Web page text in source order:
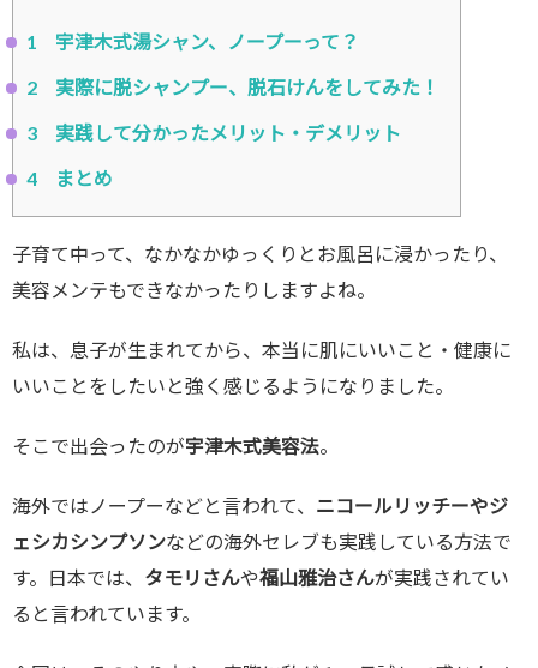
1
宇津木式湯シャン、ノープーって？
2
実際に脱シャンプー、脱石けんをしてみた！
3
実践して分かったメリット・デメリット
4
まとめ
子育て中って、なかなかゆっくりとお風呂に浸かったり、
美容メンテもできなかったりしますよね。
私は、息子が生まれてから、本当に肌にいいこと・健康に
いいことをしたいと強く感じるようになりました。
そこで出会ったのが宇津木式美容法。
海外ではノープーなどと言われて、 ニコールリッチーやジ
ェシカシンプソンなどの海外セレブも実践している方法で
す。日本では、 タモリさんや福山雅治さんが実践されてい
ると言われています。